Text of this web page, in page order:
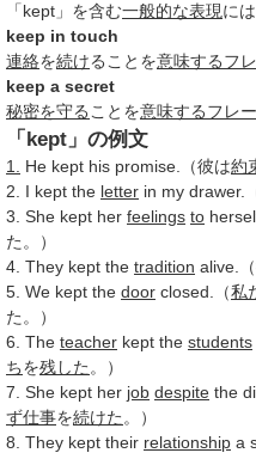
「kept」を含む一般的な表現に
keep in touch
連絡を続けることを意味するフ
keep a secret
秘密を守る ことを意味するフレ
「kept」の例文
1. He kept his promise.（彼は約
2. I kept the letter in my drawer.
3. She kept her feelings to
た。）
4. They kept the tradition alive.
5. We kept the door closed.（私
た。）
6. The teacher kept the students
ちを残した 。）
7. She kept her job despite the
ず仕事を続けた 。）
8. They kept their relationship a